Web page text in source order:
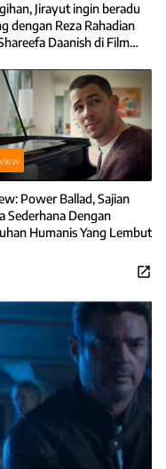
Jirayut ingin beradu
dengan Reza Rahadian
Daanish di Film
Power Ballad, Sajian
Sederhana Dengan
Humanis Yang Lembut